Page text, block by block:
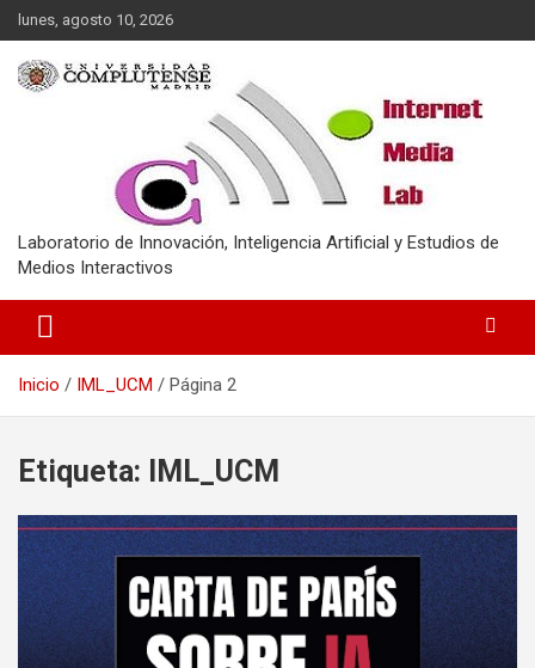
Saltar
al
contenido
lunes, agosto 10, 2026
Laboratorio de Innovación, Inteligencia Artificial y Estudios de
Medios Interactivos
Inicio IML_UCM Página 2
Etiqueta: IML_UCM